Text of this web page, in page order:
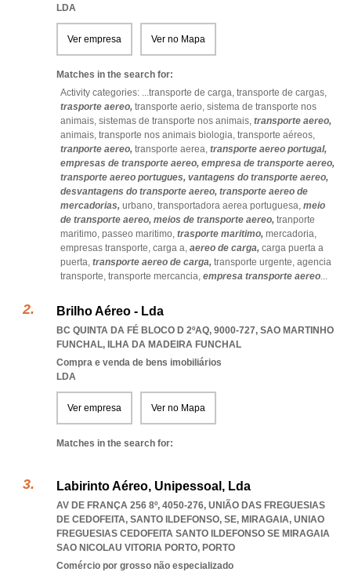
LDA
Ver empresa Ver no Mapa
Matches in the search for:
Activity categories: ...transporte de carga, transporte de cargas,
trasporte aereo, transporte aerio, sistema de transporte nos
animais, sistemas de transporte nos animais, transporte aereo,
animais, transporte nos animais biologia, transporte aéreos,
tranporte aereo, transporte aerea, transporte aereo portugal,
empresas de transporte aereo, empresa de transporte aereo,
transporte aereo portugues, vantagens do transporte aereo,
desvantagens do transporte aereo, transporte aereo de
mercadorias, urbano, transportadora aerea portuguesa, meio
de transporte aereo, meios de transporte aereo, tranporte
maritimo, passeo maritimo, trasporte maritimo, mercadoria,
empresas transporte, carga a, aereo de carga, carga puerta a
puerta, transporte aereo de carga, transporte urgente, agencia
transporte, transporte mercancia, empresa transporte aereo...
Brilho Aéreo - Lda
BC QUINTA DA FÉ BLOCO D 2ºAQ, 9000-727, SAO MARTINHO
FUNCHAL, ILHA DA MADEIRA FUNCHAL
Compra e venda de bens imobiliários
LDA
Ver empresa Ver no Mapa
Matches in the search for:
Labirinto Aéreo, Unipessoal, Lda
AV DE FRANÇA 256 8º, 4050-276, UNIÃO DAS FREGUESIAS
DE CEDOFEITA, SANTO ILDEFONSO, SE, MIRAGAIA, UNIAO
FREGUESIAS CEDOFEITA SANTO ILDEFONSO SE MIRAGAIA
SAO NICOLAU VITORIA PORTO, PORTO
Comércio por grosso não especializado